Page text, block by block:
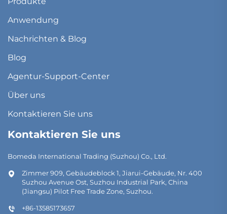
Anwendung
Nachrichten & Blog
Blog
Agentur-Support-Center
Über uns
Kontaktieren Sie uns
Kontaktieren Sie uns
Bomeda International Trading (Suzhou) Co., Ltd.
Zimmer 909, Gebäudeblock 1, Jiarui-Gebäude, Nr. 400
Suzhou Avenue Ost, Suzhou Industrial Park, China
(Jiangsu) Pilot Free Trade Zone, Suzhou.
+86-13585173657